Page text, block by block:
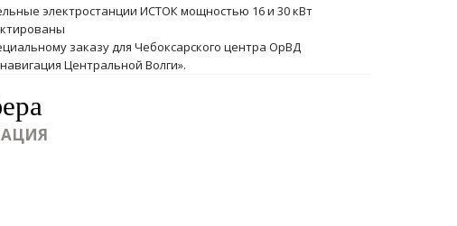
электростанции ИСТОК мощностью 16 и 30 кВт
заказу для Чебоксарского центра ОрВД
Центральной Волги».